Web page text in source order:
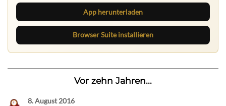
App herunterladen
Browser Suite installieren
Vor zehn Jahren...
8. August 2016